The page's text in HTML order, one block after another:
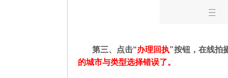
第三、点击“办理回执”按钮，在线拍
的城市与类型选择错误了。